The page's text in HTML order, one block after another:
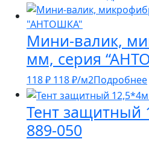
Мини-валик,
мм, серия
118₽ 118₽/м2Подробнее
Тент защитный
889-050